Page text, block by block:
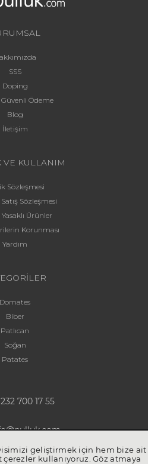
SSS
Doping
Ödeme
Blog
İletişim
VE KULLANIM
Sözleşmesi
Sözleşmesi
Ürünler
Korunması
Yardım
Domates
Biber
Patlıcan
Soğan
Patates
700 17 55
geliştirmek için hem bize ait
kullanıyoruz. Göz atmaya